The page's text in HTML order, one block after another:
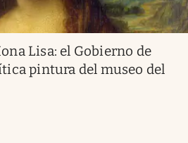
Lisa: el Gobierno de
pintura del museo del